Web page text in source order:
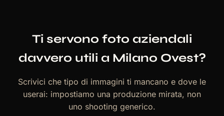
Ti servono foto aziendali
davvero utili a Milano Ovest?
Scrivici che tipo di immagini ti mancano e dove le
userai: impostiamo una produzione mirata, non
uno shooting generico.